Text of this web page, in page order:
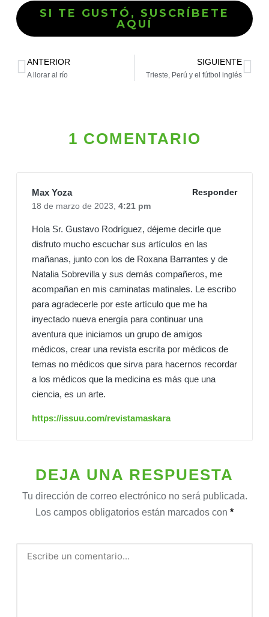
SI TE GUSTÓ, SUSCRÍBETE
AQUÍ
ANTERIOR
A llorar al río
SIGUIENTE
Trieste, Perú y el fútbol inglés
1 COMENTARIO
Max Yoza
Responder
18 de marzo de 2023, 4:21 pm
Hola Sr. Gustavo Rodríguez, déjeme decirle que
disfruto mucho escuchar sus artículos en las
mañanas, junto con los de Roxana Barrantes y de
Natalia Sobrevilla y sus demás compañeros, me
acompañan en mis caminatas matinales. Le escribo
para agradecerle por este artículo que me ha
inyectado nueva energía para continuar una
aventura que iniciamos un grupo de amigos
médicos, crear una revista escrita por médicos de
temas no médicos que sirva para hacernos recordar
a los médicos que la medicina es más que una
ciencia, es un arte.
https://issuu.com/revistamaskara
DEJA UNA RESPUESTA
Tu dirección de correo electrónico no será publicada.
Los campos obligatorios están marcados con *